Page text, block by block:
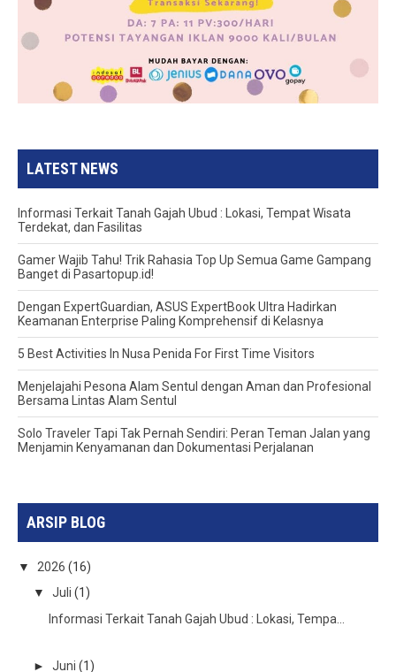
LATEST NEWS
Informasi Terkait Tanah Gajah Ubud : Lokasi, Tempat Wisata
Terdekat, dan Fasilitas
Gamer Wajib Tahu! Trik Rahasia Top Up Semua Game Gampang
Banget di Pasartopup.id!
Dengan ExpertGuardian, ASUS ExpertBook Ultra Hadirkan
Keamanan Enterprise Paling Komprehensif di Kelasnya
5 Best Activities In Nusa Penida For First Time Visitors
Menjelajahi Pesona Alam Sentul dengan Aman dan Profesional
Bersama Lintas Alam Sentul
Solo Traveler Tapi Tak Pernah Sendiri: Peran Teman Jalan yang
Menjamin Kenyamanan dan Dokumentasi Perjalanan
ARSIP BLOG
▼ 2026(16)
▼ Juli (1)
Informasi Terkait Tanah Gajah Ubud : Lokasi, Tempa...
► Juni (1)